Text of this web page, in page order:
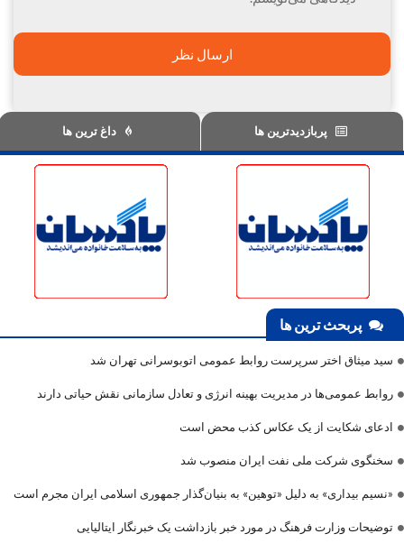
پربازدیدترین ها داغ ترین ها
پربحث ترین ها
سید میثاق اختر سرپرست روابط عمومی اتوبوسرانی تهران شد
روابط عمومی‌ها در مدیریت بهینه انرژی و تعادل سازمانی نقش حیاتی دارند
ادعای شکایت از یک عکاس کذب محض است
سخنگوی شرکت ملی نفت ایران منصوب شد
«نسیم بیداری» به دلیل «توهین» به بنیان‌گذار جمهوری اسلامی ایران مجرم است
توضیحات وزارت فرهنگ در مورد خبر بازداشت یک خبرنگار ایتالیایی